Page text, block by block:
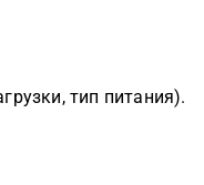
тип питания).